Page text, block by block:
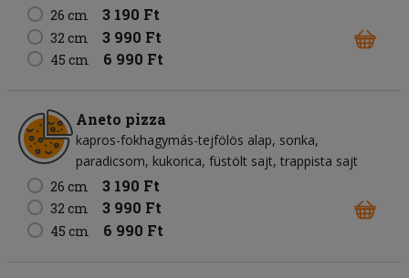
26 cm 3 190 Ft
32 cm 3 990 Ft
45 cm 6 990 Ft
Aneto pizza
kapros-fokhagymás-tejfölös alap sonka
paradicsom kukorica füstölt sajt trappista sajt
26 cm
3 190 Ft
32 cm 3 990 Ft
45 cm 6 990 Ft